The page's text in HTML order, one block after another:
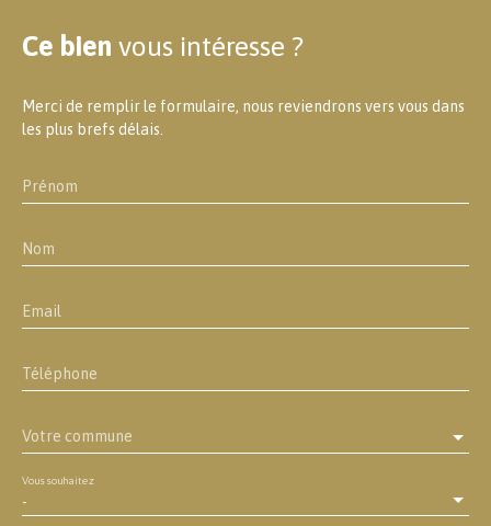
Ce bien vous intéresse ?
Merci de remplir le formulaire, nous reviendrons vers vous dans
les plus brefs délais.
Prénom
Nom
Email
Téléphone
Votre commune
-
Vous souhaitez